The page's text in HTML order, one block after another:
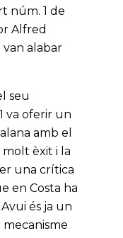
núm. 1 de
Alfred
alabar
seu
va oferir un
amb el
molt èxit i la
una crítica
en Costa ha
és ja un